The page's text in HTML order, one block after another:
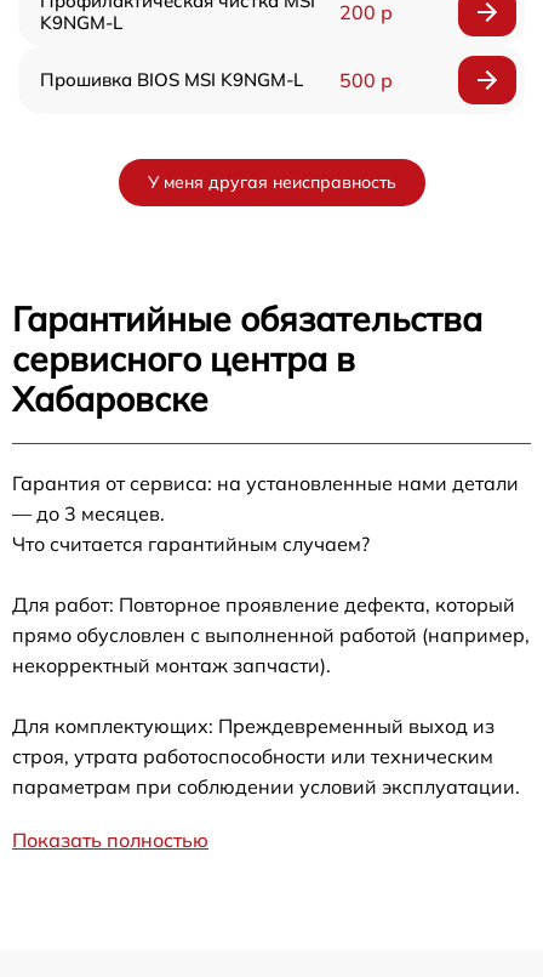
K9NGM-L
200 р
Прошивка BIOS MSI K9NGM-L 500 р
У меня другая неисправность
Гарантийные обязательства
сервисного центра в
Хабаровске
Гарантия от сервиса: на установленные нами детали
— до 3 месяцев.
Что считается гарантийным случаем?
Для работ: Повторное проявление дефекта, который
прямо обусловлен с выполненной работой (например,
некорректный монтаж запчасти).
Для комплектующих: Преждевременный выход из
строя, утрата работоспособности или техническим
параметрам при соблюдении условий эксплуатации.
Показать полностью